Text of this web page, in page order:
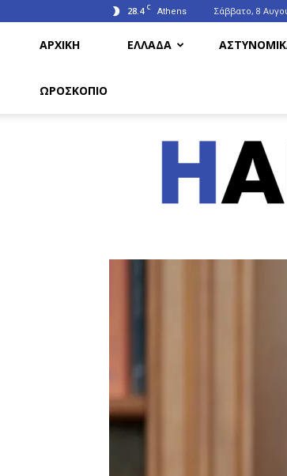
28.4 C Athens Σάββατο, 8
ΑΡΧΙΚΗ ΕΛΛΑΔΑ
ΩΡΟΣΚΟΠΙΟ